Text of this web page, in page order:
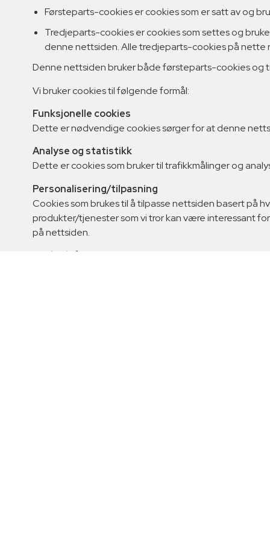
Førsteparts-cookies er cookies som er satt av og
Tredjeparts-cookies er cookies som settes og
denne nettsiden. Alle tredjeparts-cookies på
Denne nettsiden bruker både førsteparts-cookies og
Vi bruker cookies til følgende formål:
Funksjonelle cookies
Dette er nødvendige cookies sørger for at denne
Analyse og statistikk
Dette er cookies som bruker til trafikkmålinger og
Personalisering/tilpasning
Cookies som brukes til å tilpasse nettsiden basert på
produkter/tjenester som vi tror kan være interessant
på nettsiden.
Markedsføring